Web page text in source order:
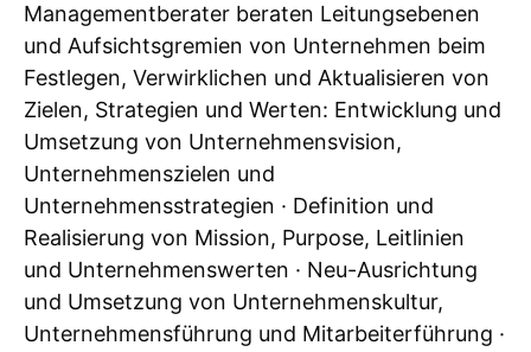
Managementberater beraten Leitungsebenen
und Aufsichtsgremien von Unternehmen beim
Festlegen, Verwirklichen und Aktualisieren von
Zielen, Strategien und Werten: Entwicklung und
Umsetzung von Unternehmensvision,
Unternehmenszielen und
Unternehmensstrategien · Definition und
Realisierung von Mission, Purpose, Leitlinien
und Unternehmenswerten · Neu-Ausrichtung
und Umsetzung von Unternehmenskultur,
Unternehmensführung und Mitarbeiterführung ·